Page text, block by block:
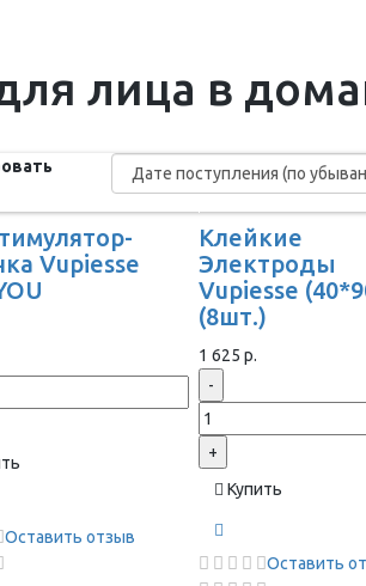
лица в
Vupiesse
Оставить отзыв
Клейкие
Электроды
Vupiesse
(8шт.)
1 625 р.
-
+
Купить
Оставить